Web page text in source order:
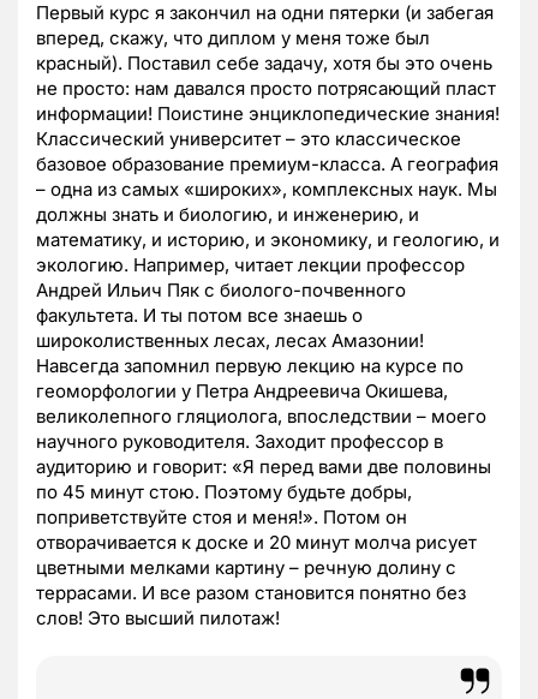
Первый курс я закончил на одни пятерки (и забегая
вперед, скажу, что диплом у меня тоже был
красный). Поставил себе задачу, хотя бы это очень
не просто: нам давался просто потрясающий пласт
информации! Поистине энциклопедические знания!
Классический университет – это классическое
базовое образование премиум-класса. А география
– одна из самых «широких», комплексных наук. Мы
должны знать и биологию, и инженерию, и
математику, и историю, и экономику, и геологию, и
экологию. Например, читает лекции профессор
Андрей Ильич Пяк с биолого-почвенного
факультета. И ты потом все знаешь о
широколиственных лесах, лесах Амазонии!
Навсегда запомнил первую лекцию на курсе по
геоморфологии у Петра Андреевича Окишева,
великолепного гляциолога, впоследствии – моего
научного руководителя. Заходит профессор в
аудиторию и говорит: «Я перед вами две половины
по 45 минут стою. Поэтому будьте добры,
поприветствуйте стоя и меня!». Потом он
отворачивается к доске и 20 минут молча рисует
цветными мелками картину – речную долину с
террасами. И все разом становится понятно без
слов! Это высший пилотаж!